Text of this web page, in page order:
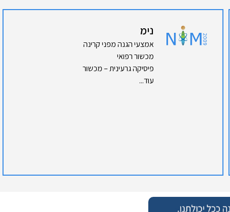
נימ
אמצעי הגנה מפני קרינה
מכשור רפואי
פיסיקה גרעינית – מכשור
עוד...